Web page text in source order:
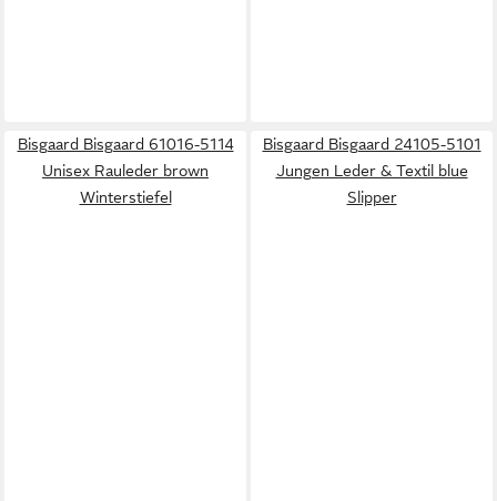
Bisgaard Bisgaard 61016-5114
Unisex Rauleder brown
Winterstiefel
Bisgaard Bisgaard 24105-5101
Jungen Leder & Textil blue
Slipper